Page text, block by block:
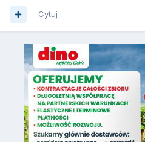
Cytuj